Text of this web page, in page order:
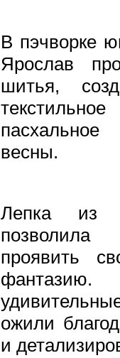
В пэчворке
Ярослав
шитья,
весны.
Лепка из
проявить
ожили
и